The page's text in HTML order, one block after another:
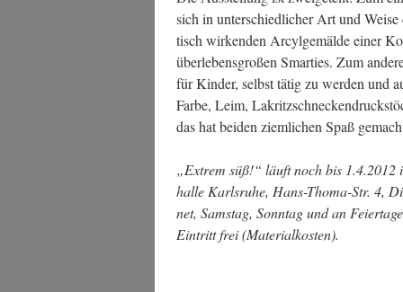
sich in unter­schied­li­cher Art und
tisch wir­ken­den Arcyl­ge­mäl­de einer
über­le­bens­gro­ßen Smar­ties. Zum
für Kin­der, selbst tätig zu wer­den und
Far­be, Leim,
das hat bei­den ziem­li­chen Spaß
„Extrem süß!“ läuft noch bis
hal­le Karls­ru­he, Hans-Tho­ma-Str. 4,
net, Sams­tag, Sonn­tag und an
Ein­tritt frei (Mate­ri­al­kos­ten).